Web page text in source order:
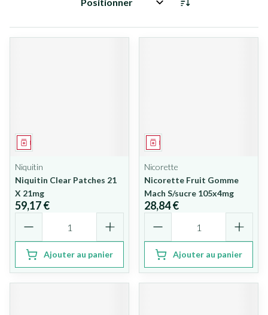
Trier par:
Médicament
Niquitin
Niquitin Clear Patches 21
X 21mg
59,17 €
Ajouter au panier
Médicament
Nicorette
Nicorette Fruit Gomme
Mach S/sucre 105x4mg
28,84 €
Ajouter au panier